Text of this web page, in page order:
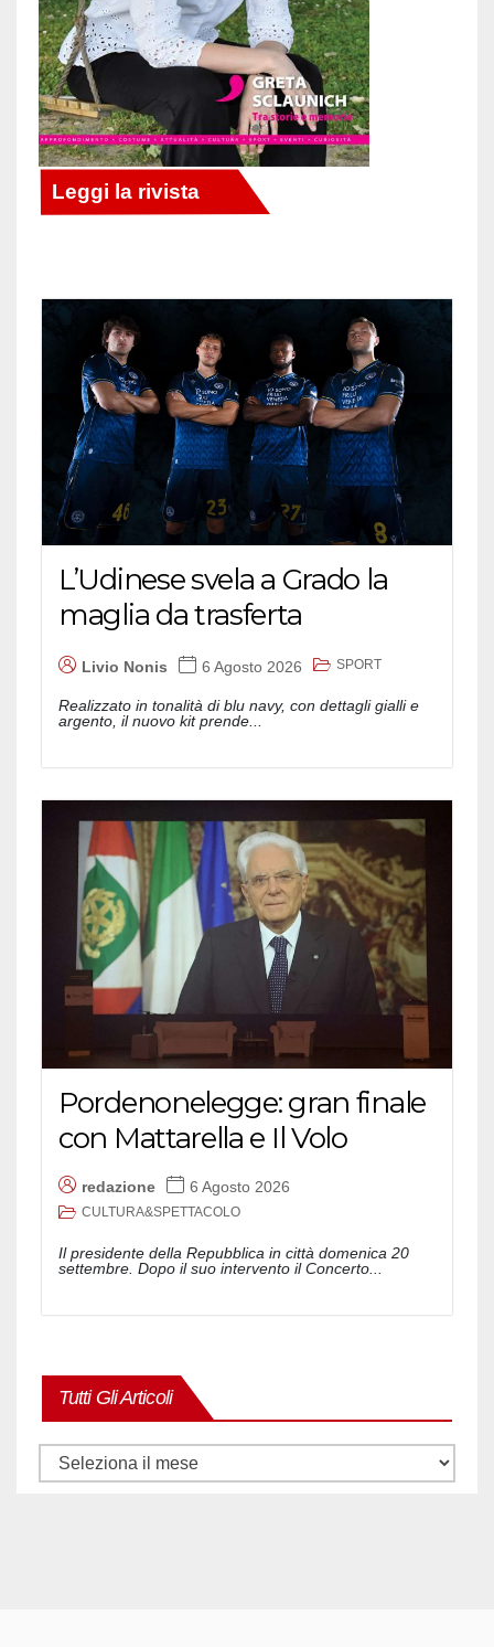
L’Udinese svela a Grado la
maglia da trasferta
Livio Nonis 6 Agosto 2026 SPORT
Realizzato in tonalità di blu navy, con dettagli gialli e
argento, il nuovo kit prende...
Pordenonelegge: gran finale
con Mattarella e Il Volo
redazione 6 Agosto 2026
CULTURA&SPETTACOLO
Il presidente della Repubblica in città domenica 20
settembre. Dopo il suo intervento il Concerto...
Tutti Gli Articoli
Tutti